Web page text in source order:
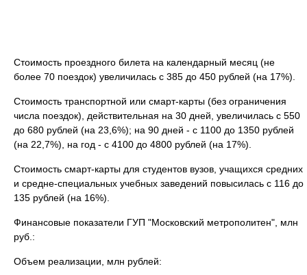
Стоимость проездного билета на календарный месяц (не
более 70 поездок) увеличилась с 385 до 450 рублей (на 17%).
Стоимость транспортной или смарт-карты (без ограничения
числа поездок), действительная на 30 дней, увеличилась с 550
до 680 рублей (на 23,6%); на 90 дней - с 1100 до 1350 рублей
(на 22,7%), на год - с 4100 до 4800 рублей (на 17%).
Стоимость смарт-карты для студентов вузов, учащихся средних
и средне-специальных учебных заведений повысилась с 116 до
135 рублей (на 16%).
Финансовые показатели ГУП "Московский метрополитен", млн
руб.:
Объем реализации, млн рублей: